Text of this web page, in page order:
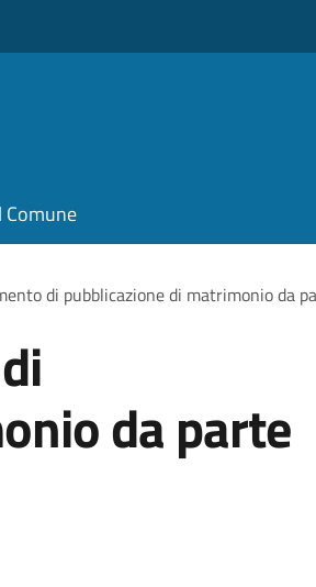
Comune
di pubblicazione di matrimonio da
da parte